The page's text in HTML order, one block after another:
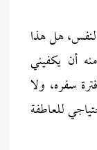
هل هذا
أن يكفيني
سفره، ولا
للعاطفة